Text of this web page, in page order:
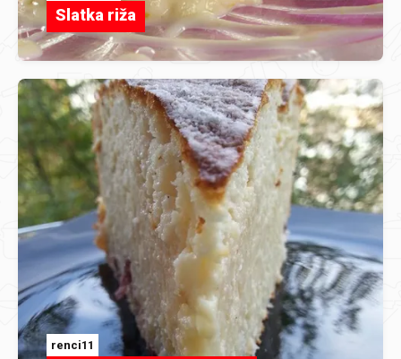
Slatka riža
renci11